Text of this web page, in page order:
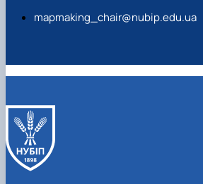
mapmaking_chair@nubip.edu.ua